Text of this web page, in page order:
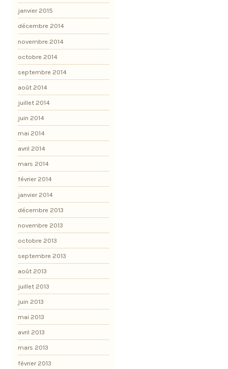
janvier 2015
décembre 2014
novembre 2014
octobre 2014
septembre 2014
août 2014
juillet 2014
juin 2014
mai 2014
avril 2014
mars 2014
février 2014
janvier 2014
décembre 2013
novembre 2013
octobre 2013
septembre 2013
août 2013
juillet 2013
juin 2013
mai 2013
avril 2013
mars 2013
février 2013